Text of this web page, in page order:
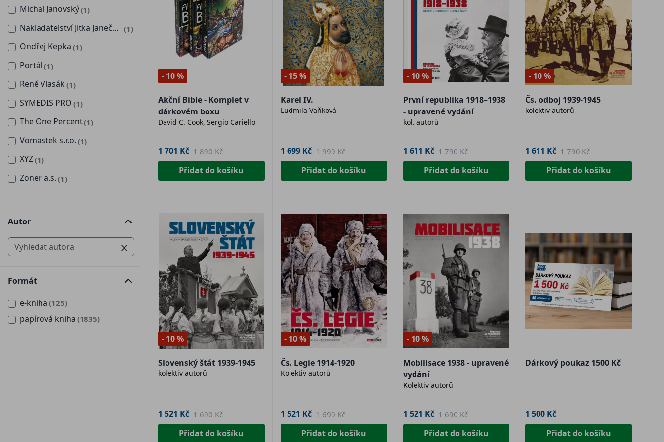
Michal Janovský(1)
Nakladatelství Jitka Janečková - SuperApple (1)
Ondřej Kepka (1)
Portál (1)
René Vlasák (1)
SYMEDIS PRO (1)
The One Percent(1)
Vomastek s.r.o. (1)
XYZ(1)
Zoner a.s. (1)
Autor
Formát
e-kniha (125)
papírová kniha (1835)
- 10 %
Akční Bible - Komplet v
dárkovém boxu
David C. Cook, Sergio Cariello
1 701 Kč 1 890 Kč
Přidat do košíku
- 15 %
Karel IV.
Ludmila Vaňková
1 699 Kč 1 999 Kč
Přidat do košíku
- 10 %
První republika 1918–1938
- upravené vydání
kol. autorů
1 611 Kč 1 790 Kč
Přidat do košíku
- 10 %
Čs. odboj 1939-1945
kolektiv autorů
1 611 Kč 1 790 Kč
Přidat do košíku
- 10 %
Slovenský štát 1939-1945
kolektiv autorů
1 521 Kč 1 690 Kč
Přidat do košíku
- 10 %
Čs. Legie 1914-1920
Kolektiv autorů
1 521 Kč 1 690 Kč
Přidat do košíku
- 10 %
Mobilisace 1938 - upravené
vydání
Kolektiv autorů
1 521 Kč 1 690 Kč
Přidat do košíku
Dárkový poukaz 1500 Kč
1 500 Kč
Přidat do košíku